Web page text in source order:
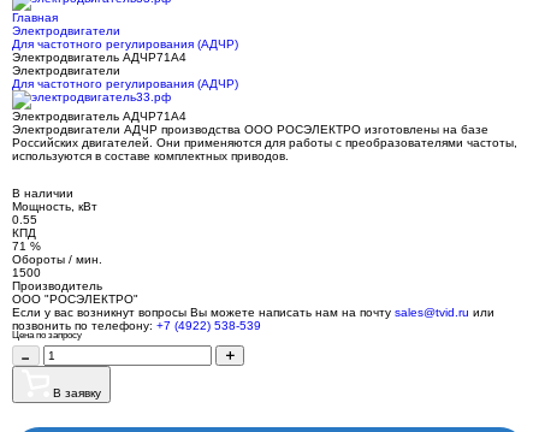
Главная
Электродвигатели
Для частотного регулирования (АДЧР)
Электродвигатель АДЧР71А4
Электродвигатели
Для частотного регулирования (АДЧР)
Электродвигатель АДЧР71А4
Электродвигатели АДЧР производства ООО РОСЭЛЕКТРО изготовлены на базе
Российских двигателей. Они применяются для работы с преобразователями частоты,
используются в составе комплектных приводов.
В наличии
Мощность, кВт
0.55
КПД
71 %
Обороты / мин.
1500
Производитель
ООО "РОСЭЛЕКТРО"
Если у вас возникнут вопросы Вы можете написать нам на почту sales@tvid.ru или
позвонить по телефону: +7 (4922) 538-539
Цена по запросу
В заявку